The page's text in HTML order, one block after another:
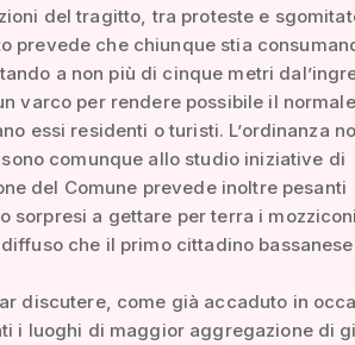
del tragitto, tra proteste e
prevede che chiunque stia
a non più di cinque metri
varco per rendere possibile il normale
essi residenti o turisti. L’ordinanza
comunque allo studio iniziative di
del Comune prevede inoltre pesanti
sorpresi a gettare per terra i
che il primo cittadino bassanese
discutere, come già accaduto in
i luoghi di maggior aggregazione di